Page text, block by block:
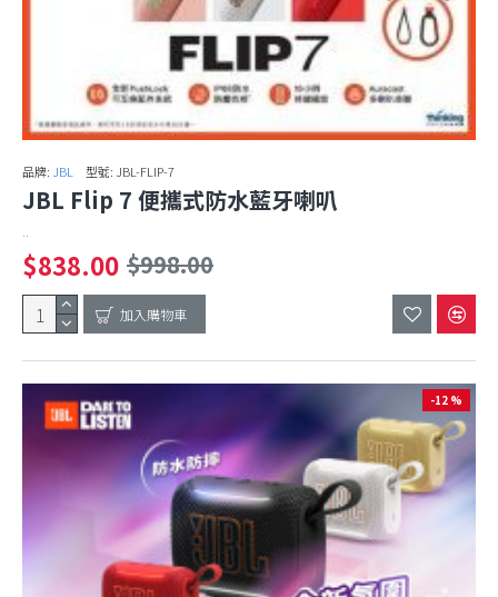
品牌: JBL 型號: JBL-FLIP-7
JBL Flip 7 便攜式防水藍牙喇叭
..
$838.00 $998.00
加入購物車
-12 %